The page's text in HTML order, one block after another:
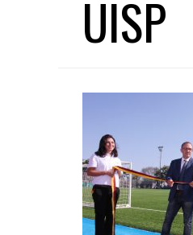
UISP